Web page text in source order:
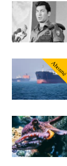
Abonné